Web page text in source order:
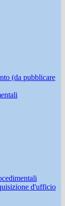
(da pubblicare
d'ufficio